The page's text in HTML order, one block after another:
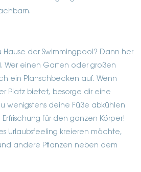
Hause der Swimmingpool? Dann her
. Wer einen Garten oder großen
ein Planschbecken auf. Wenn
Platz bietet, besorge dir eine
wenigstens deine Füße abkühlen
für den ganzen Körper!
Urlaubsfeeling kreieren möchte,
andere Pflanzen neben dem